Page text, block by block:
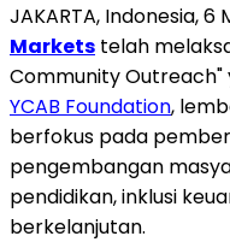
JAKARTA, Indonesia,
Markets telah
Community
YCAB Foundation,
berfokus pada
pengembangan
pendidikan, inklusi
berkelanjutan.